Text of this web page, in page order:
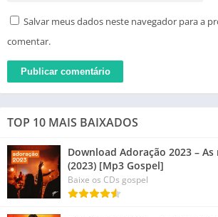
Salvar meus dados neste navegador para a
comentar.
TOP 10 MAIS BAIXADOS
Download Adoração 2023 –
(2023) [Mp3 Gospel]
Baixe os CDs gospel